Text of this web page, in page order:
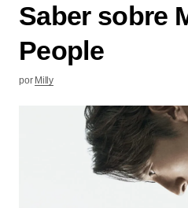
Saber sobre
People
por Milly